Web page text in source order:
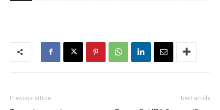
Previous article Next article